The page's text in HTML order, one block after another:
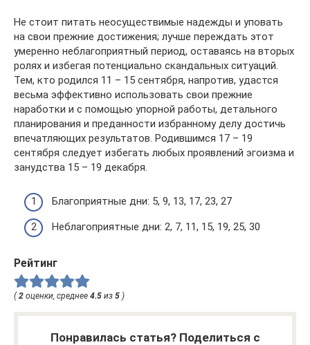
Не стоит питать неосуществимые надежды и уповать
на свои прежние достижения; лучше переждать этот
умеренно неблагоприятный период, оставаясь на вторых
ролях и избегая потенциально скандальных ситуаций.
Тем, кто родился 11 – 15 сентября, напротив, удастся
весьма эффективно использовать свои прежние
наработки и с помощью упорной работы, детального
планирования и преданности избранному делу достичь
впечатляющих результатов. Родившимся 17 – 19
сентября следует избегать любых проявлений эгоизма и
занудства 15 – 19 декабря.
Благоприятные дни: 5, 9, 13, 17, 23, 27
Неблагоприятные дни: 2, 7, 11, 15, 19, 25, 30
Рейтинг
(2 оценки, среднее 4.5 из 5 )
Понравилась статья? Поделиться с